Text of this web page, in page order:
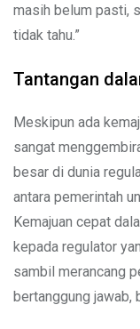
masih belum pasti,
tidak tahu.”
Tantangan
Meskipun ada
sangat
besar di dunia
antara pemerintah
Kemajuan cepat
kepada regulator
sambil merancang
bertanggung jawab,